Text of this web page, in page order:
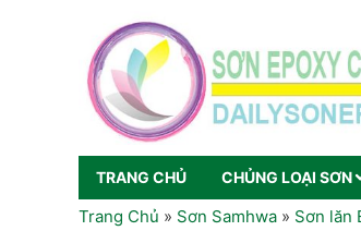
TRANG CHỦ CHỦNG LOẠI SƠN
Trang Chủ » Sơn Samhwa » Sơn lăn